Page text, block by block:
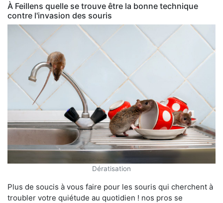
À Feillens quelle se trouve être la bonne technique
contre l'invasion des souris
Dératisation
Plus de soucis à vous faire pour les souris qui cherchent à
troubler votre quiétude au quotidien ! nos pros se